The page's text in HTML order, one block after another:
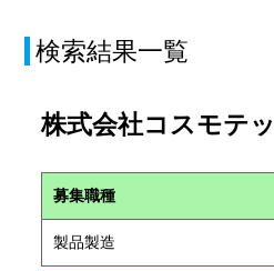
検索結果一覧
株式会社コスモテ
募集職種
製品製造